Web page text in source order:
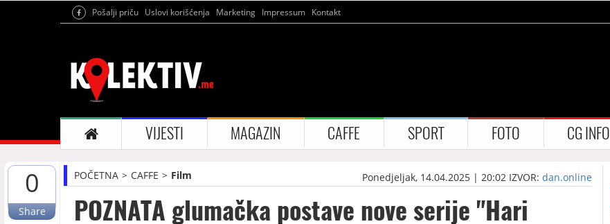
Pošalji priču Uslovi korišćenja Marketing Impressum Kontakt
VIJESTI MAGAZIN CAFFE SPORT FOTO CG INFO
0
Share
POČETNA CAFFE Film Ponedjeljak, 14.04.2025 | 20:02 IZVOR:dan.online
POZNATA glumačka postave nove serije "Hari